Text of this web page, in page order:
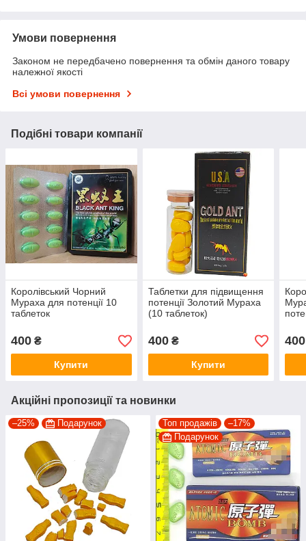
Умови повернення
Законом не передбачено повернення та обмін даного товару
належної якості
Всі умови повернення
Подібні товари компанії
Королівський Чорний
Мураха для потенції 10
таблеток
400 ₴
Купити
Таблетки для підвищення
потенції Золотий Мураха
(10 таблеток)
400₴
Купити
400
Акційні пропозиції та новинки
–25% Подарунок Топ продажів
–17%
Подарунок